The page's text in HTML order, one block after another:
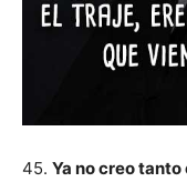
45. Ya no creo